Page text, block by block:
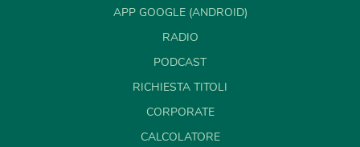
APP GOOGLE (ANDROID)
RADIO
PODCAST
RICHIESTA TITOLI
CORPORATE
CALCOLATORE